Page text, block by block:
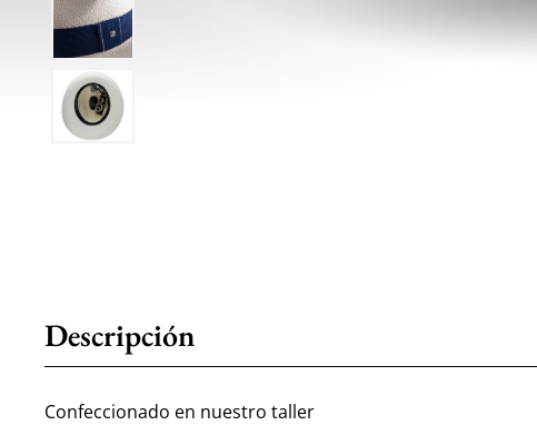
Descripción
Confeccionado en nuestro taller